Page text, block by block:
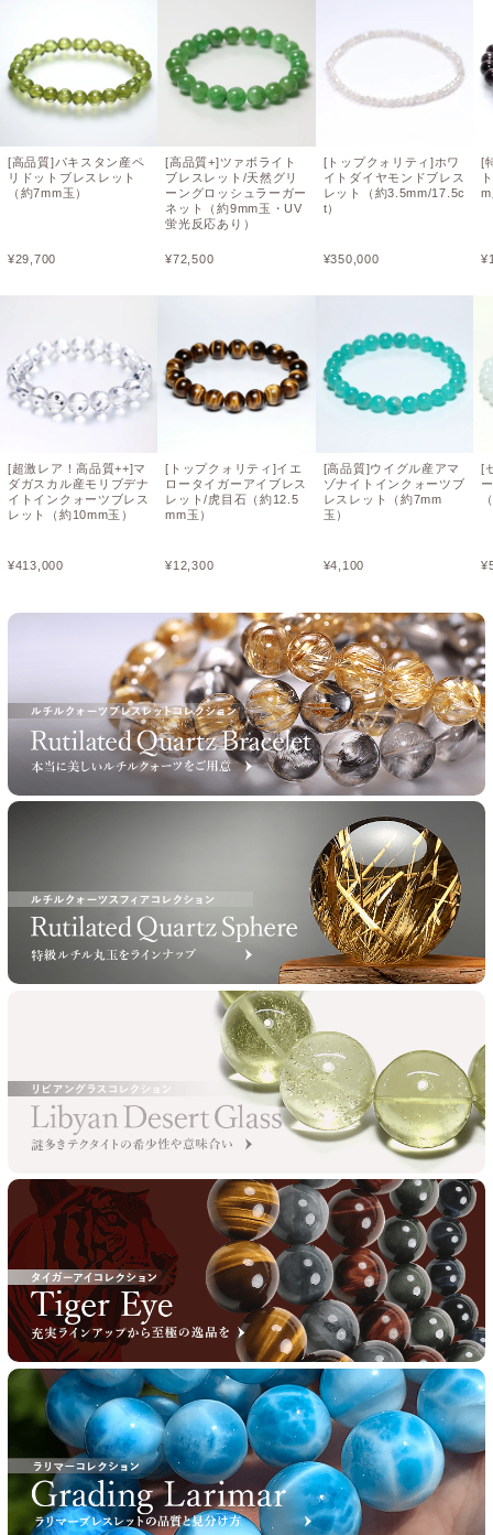
[高品質]パキスタン産ペ
リドットブレスレット
（約7mm玉）
¥29,700
[超激レア！高品質++]マ
ダガスカル産モリブデナ
イトインクォーツブレス
レット（約10mm玉）
¥413,000
[高品質+]ツァボライト
ブレスレット/天然グリ
ーングロッシュラーガー
ネット（約9mm玉・UV
蛍光反応あり）
¥72,500
[トップクォリティ]イエ
ロータイガーアイブレス
レット/虎目石（約12.5
mm玉）
¥12,300
[トップクォリティ]ホワ
イトダイヤモンドブレス
レット（約3.5mm/17.5c
t）
¥350,000
[高品質]ウイグル産アマ
ゾナイトインクォーツブ
レスレット（約7mm
玉）
¥4,100
[
¥
[
¥